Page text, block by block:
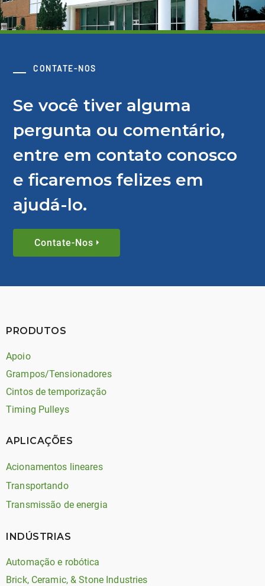
CONTATE-NOS
Se você tiver alguma
pergunta ou comentário,
entre em contato conosco
e ficaremos felizes em
ajudá-lo.
Contate-Nos
PRODUTOS
Apoio
Grampos/Tensionadores
Cintos de temporização
Timing Pulleys
APLICAÇÕES
Acionamentos lineares
Transportando
Transmissão de energia
INDÚSTRIAS
Automação e robótica
Brick, Ceramic, & Stone Industries